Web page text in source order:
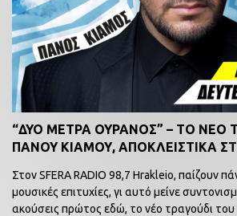
“ΔΥΟ ΜΕΤΡΑ ΟΥΡΑΝΟΣ” – ΤΟ ΝΕΟ
ΠΑΝΟΥ ΚΙΑΜΟΥ, ΑΠΟΚΛΕΙΣΤΙΚΑ
Στον SFERA RADIO 98,7 Hrakleio, παίζουν
μουσικές επιτυχίες, γι αυτό μείνε
ακούσεις πρώτος εδώ, το νέο τραγούδι